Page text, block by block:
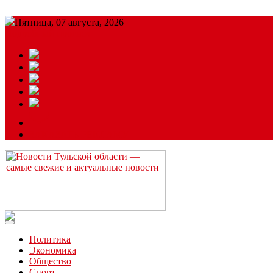
Пятница, 07 августа, 2026
Читайте последние новости дня в Тульской области на сайте
Политика
Экономика
Общество